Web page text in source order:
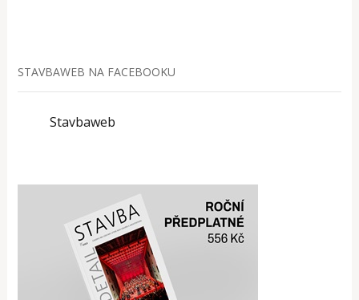
STAVBAWEB NA FACEBOOKU
Stavbaweb